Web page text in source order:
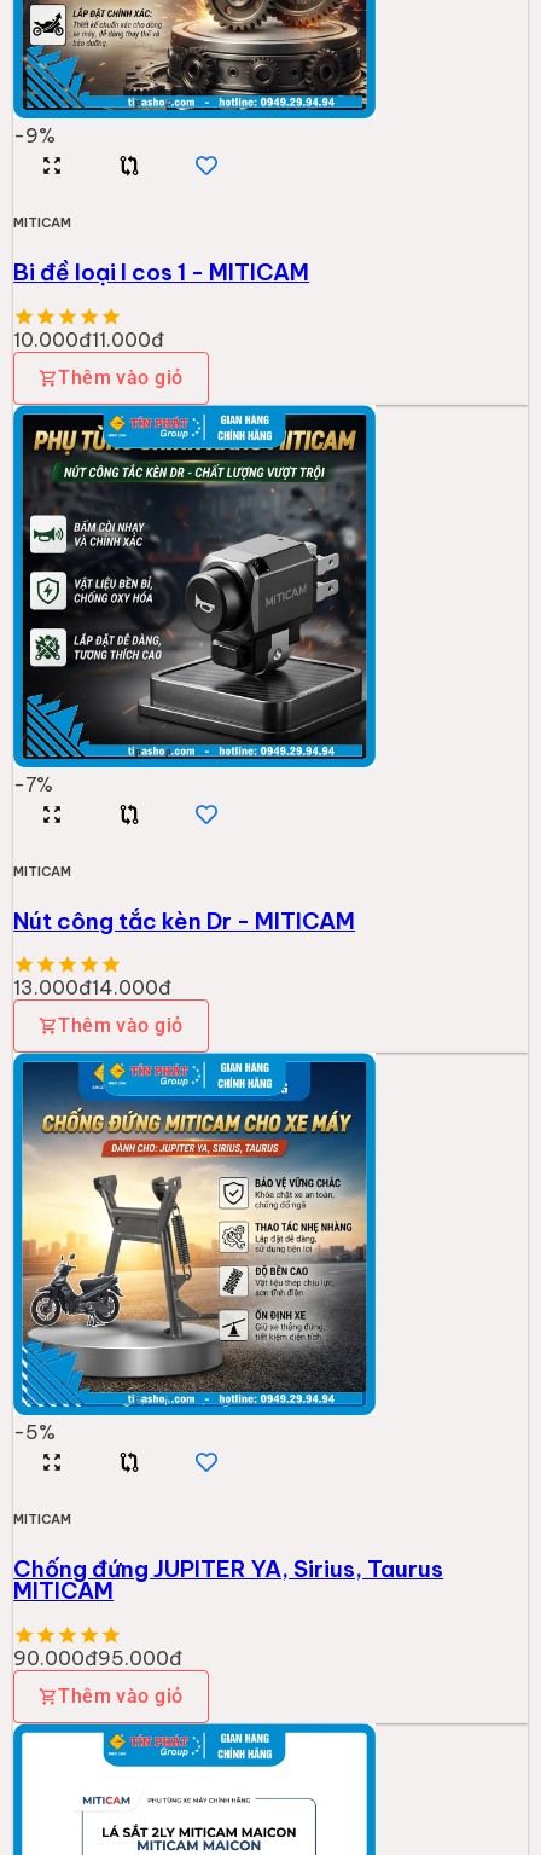
-9%
MITICAM
Bi đề loại I cos 1 - MITICAM
10.000đ11.000đ
Thêm vào giỏ
-7%
MITICAM
Nút công tắc kèn Dr - MITICAM
13.000đ14.000đ
Thêm vào giỏ
-5%
MITICAM
Chống đứng JUPITER YA, Sirius, Taurus
MITICAM
90.000đ95.000đ
Thêm vào giỏ